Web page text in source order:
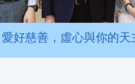
好慈善，虛心與你的天